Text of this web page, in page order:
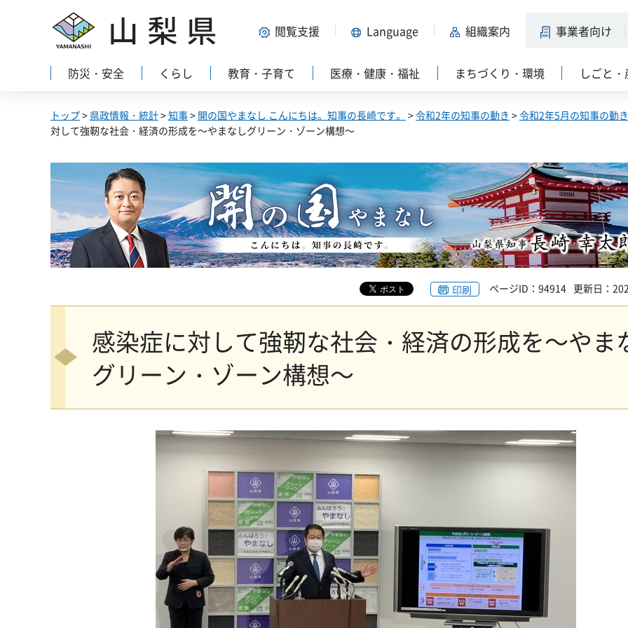
山梨県 閲覧支援 Language 組織案内 事業者向け
防災・安全 くらし 教育・子育て 医療・健康・福祉 まちづくり・環境 しごと
トップ> 県政情報・統計>知事> 開の国やまなし こんにちは。知事の長崎です。 >令和2年の知事の動き >令和2年5月の知事の動き
対して強靭な社会・経済の形成を～やまなしグリーン・ゾーン構想～
印刷 ページID：94914 更新日：
感染症に対して強靭な社会・経済の形成を～やま
グリーン・ゾーン構想～